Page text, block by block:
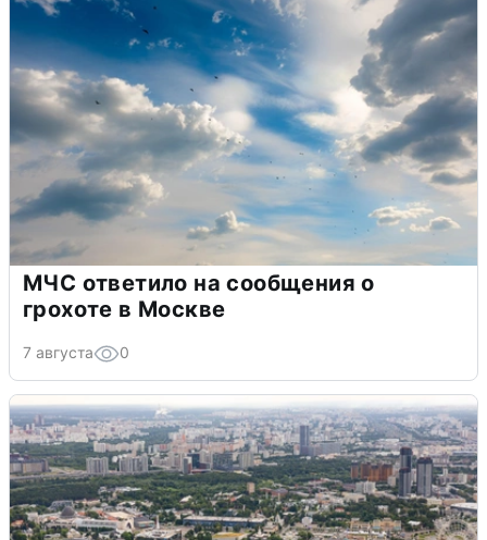
МЧС ответило на сообщения о
грохоте в Москве
7 августа 0